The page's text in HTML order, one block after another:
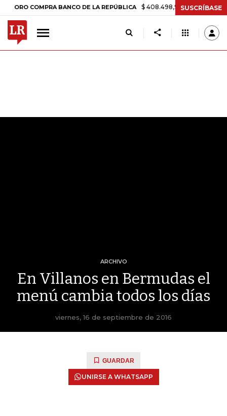
ORO COMPRA BANCO DE LA REPÚBLICA $ 408.498,97 +$ 8.753,81
SUSCRÍBASE
ARCHIVO
En Villanos en Bermudas el
menú cambia todos los días
viernes, 16 de septiembre de 2016
GUARDAR
UNIRSE A WHATSAPP